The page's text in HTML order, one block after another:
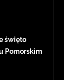
święto
Pomorskim